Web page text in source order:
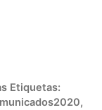
Etiquetas:
,